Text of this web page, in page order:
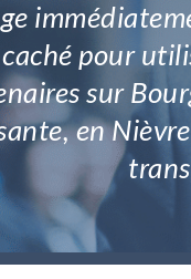
pour
sur
en